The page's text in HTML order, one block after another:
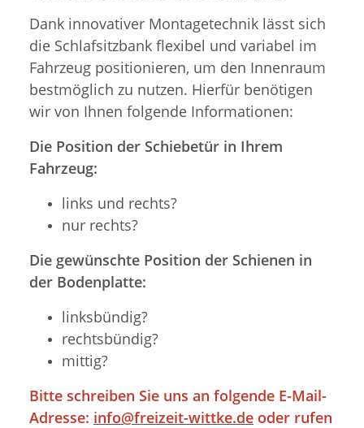
Dank innovativer Montagetechnik lässt sich
die Schlafsitzbank flexibel und variabel im
Fahrzeug positionieren, um den Innenraum
bestmöglich zu nutzen. Hierfür benötigen
wir von Ihnen folgende Informationen:
Die Position der Schiebetür in Ihrem
Fahrzeug:
links und rechts?
nur rechts?
Die gewünschte Position der Schienen in
der Bodenplatte:
linksbündig?
rechtsbündig?
mittig?
Bitte schreiben Sie uns an folgende E-Mail-
Adresse: info@freizeit-wittke.de oder rufen